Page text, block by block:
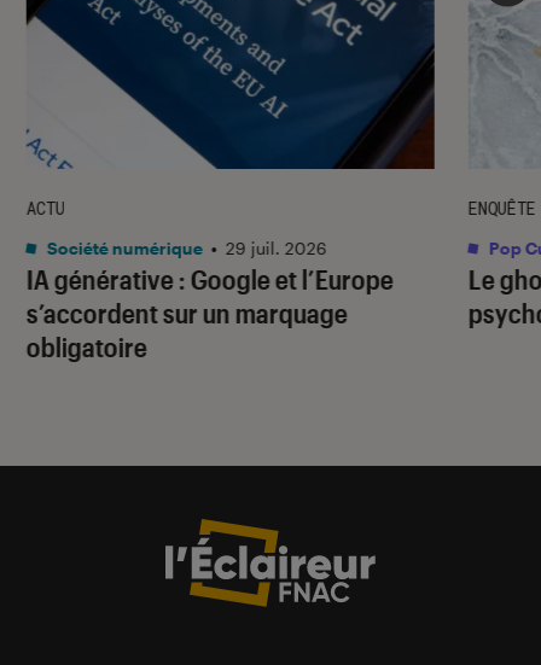
IA générative : Google et l’Europe
s’accordent sur un marquage
obligatoire
ACTU
Société numérique • 29 juil. 2026
Le
ENQUÊTE
Pop